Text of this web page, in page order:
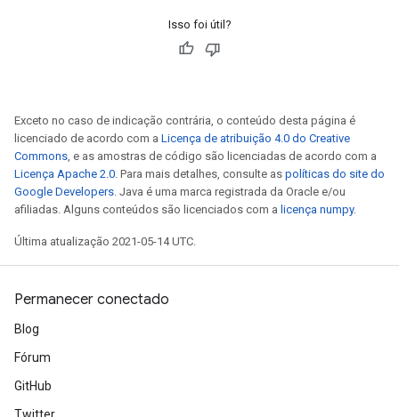
Isso foi útil?
Exceto no caso de indicação contrária, o conteúdo desta página é
licenciado de acordo com a Licença de atribuição 4.0 do Creative
Commons, e as amostras de código são licenciadas de acordo com a
Licença Apache 2.0. Para mais detalhes, consulte as políticas do site do
Google Developers. Java é uma marca registrada da Oracle e/ou
afiliadas. Alguns conteúdos são licenciados com a licença numpy.
Última atualização 2021-05-14 UTC.
Permanecer conectado
Blog
Fórum
GitHub